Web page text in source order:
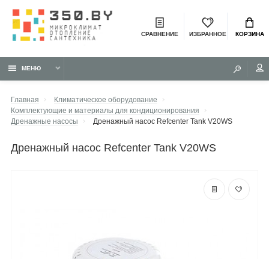
СРАВНЕНИЕ ИЗБРАННОЕ КОРЗИНА
МЕНЮ
Главная
Климатическое оборудование
Комплектующие и материалы для кондиционирования
Дренажные насосы
Дренажный насос Refcenter Tank V20WS
дренажный насос Refcenter Tank V20WS